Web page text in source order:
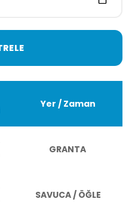
Yer / Zaman
GRANTA
SAVUCA / ÖĞLE